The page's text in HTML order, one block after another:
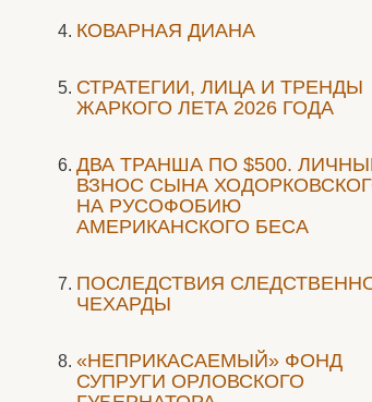
КОВАРНАЯ ДИАНА
СТРАТЕГИИ, ЛИЦА И ТРЕНДЫ
ЖАРКОГО ЛЕТА 2026 ГОДА
ДВА ТРАНША ПО $500.
ВЗНОС СЫНА
НА РУСОФОБИЮ
АМЕРИКАНСКОГО БЕСА
ПОСЛЕДСТВИЯ
ЧЕХАРДЫ
«НЕПРИКАСАЕМЫЙ» ФОНД
СУПРУГИ ОРЛОВСКОГО